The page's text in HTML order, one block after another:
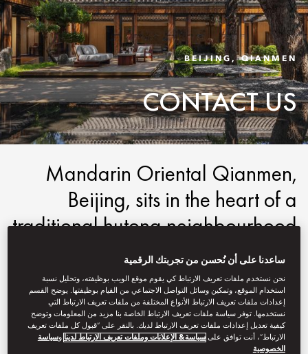
BEIJING, QIANMEN
CONTACT US
Mandarin Oriental Qianmen,
Beijing, sits in the heart of a
traditional hutong neighbourhood
inside the Beijing Central Axis, the
city’s key cultural artery. This
ideal location allows it to offer
guests:
ساعدنا على أن نُحسن من تجربتك الرقمية
نحن نستخدم ملفات تعريف الارتباط كي يقوم موقع الويب بوظيفته، وتحليل نسبة
استخدام الموقع، وتمكين وسائل التواصل الاجتماعي من القيام بوظيفتها. يوضح القسم
إعدادات ملفات تعريف الارتباط الأنواع المختلفة من ملفات تعريف الارتباط التي
نستخدمها. توفر سياسة ملفات تعريف الارتباط الخاصة بنا مزيد من المعلومات وتوضح
كيفية تعديل إعدادات ملفات تعريف الارتباط لديك. بالنقر على “قبول كل ملفات تعريف
الارتباط”، أنت توافق علىسياسة& الإعلانات وملفات تعريف الارتباط لدينا وسياسة
الخصوصية